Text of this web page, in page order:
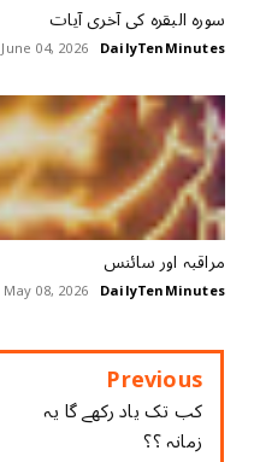
سورہ البقرہ کی آخری آیات
DailyTenMinutes
June 04, 2026
مراقبہ اور سائنس
DailyTenMinutes
May 08, 2026
Previous
کب تک یاد رکھے گا یہ
زمانہ​ ؟؟